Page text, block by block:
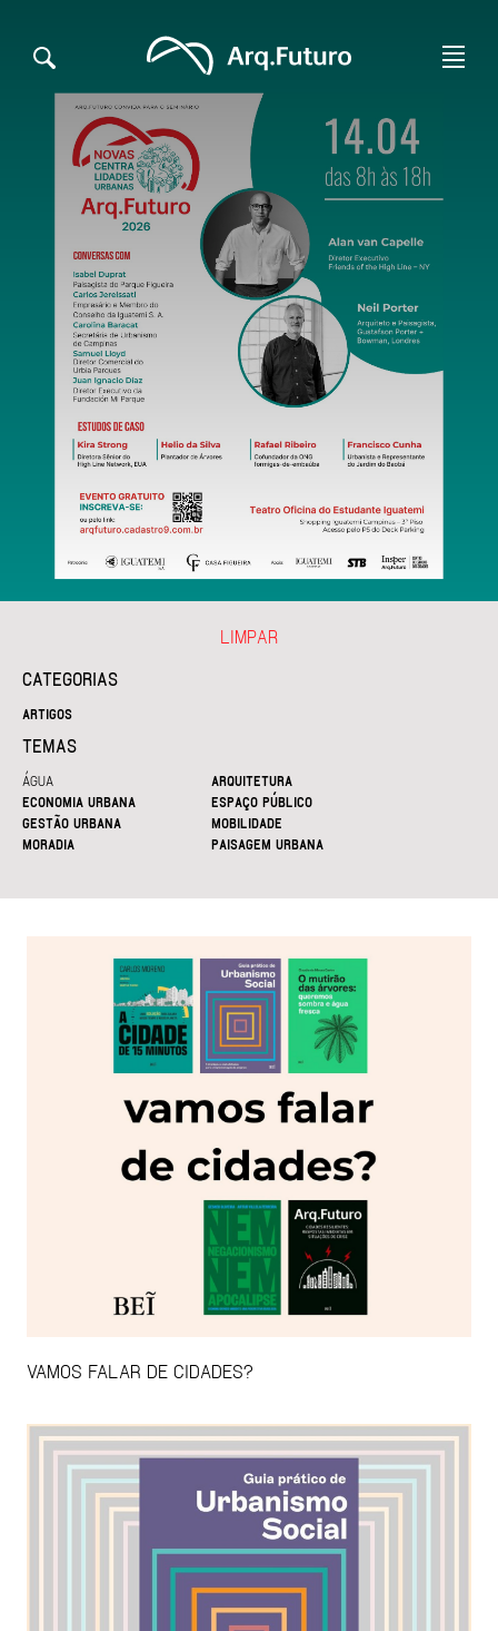
CATEGORIAS
ARTIGOS
TEMAS
ÁGUA
ARQUITETURA
ECONOMIA URBANA
ESPAÇO PÚBLICO
GESTÃO URBANA
MOBILIDADE
MORADIA
PAISAGEM URBANA
LIMPAR
VAMOS FALAR DE CIDADES?